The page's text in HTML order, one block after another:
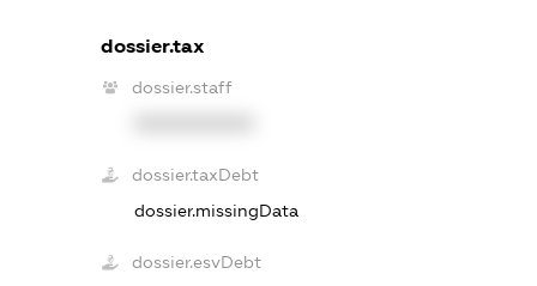
dossier.tax
dossier.staff
dossier.taxDebt
dossier.missingData
dossier.esvDebt